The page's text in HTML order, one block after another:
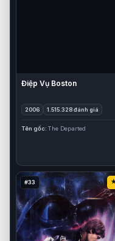
Điệp Vụ Boston
2006 1.515.328 đánh giá
Tên gốc The Departed
#33